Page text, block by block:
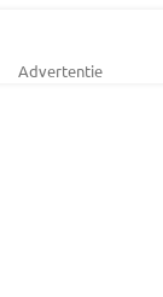
Advertentie